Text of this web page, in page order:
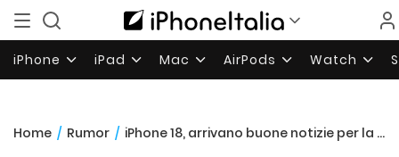
iPhone iPad Mac AirPods Watch
Home / Rumor / iPhone 18, arrivano buone notizie per la RAM